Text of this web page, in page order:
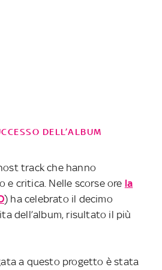
DELL’ALBUM
track che hanno
critica. Nelle scorse ore la
) ha celebrato il decimo
dell’album, risultato il più
a questo progetto è stata